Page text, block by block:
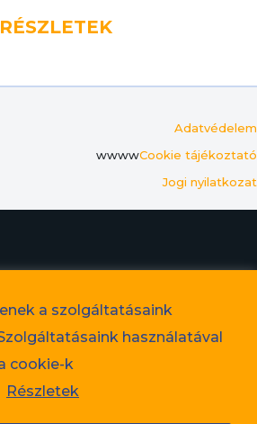
a szolgáltatásaink
használatával
cookie-k
Részletek
RÉSZLETEK
Adatvédelem
wwwwCookie tájékoztató
Jogi nyilatkozat
Adatvédelem
Cookie tájékoztató